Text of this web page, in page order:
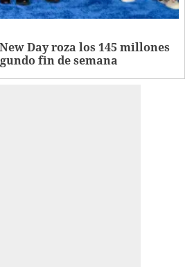
Day roza los 145 millones
fin de semana